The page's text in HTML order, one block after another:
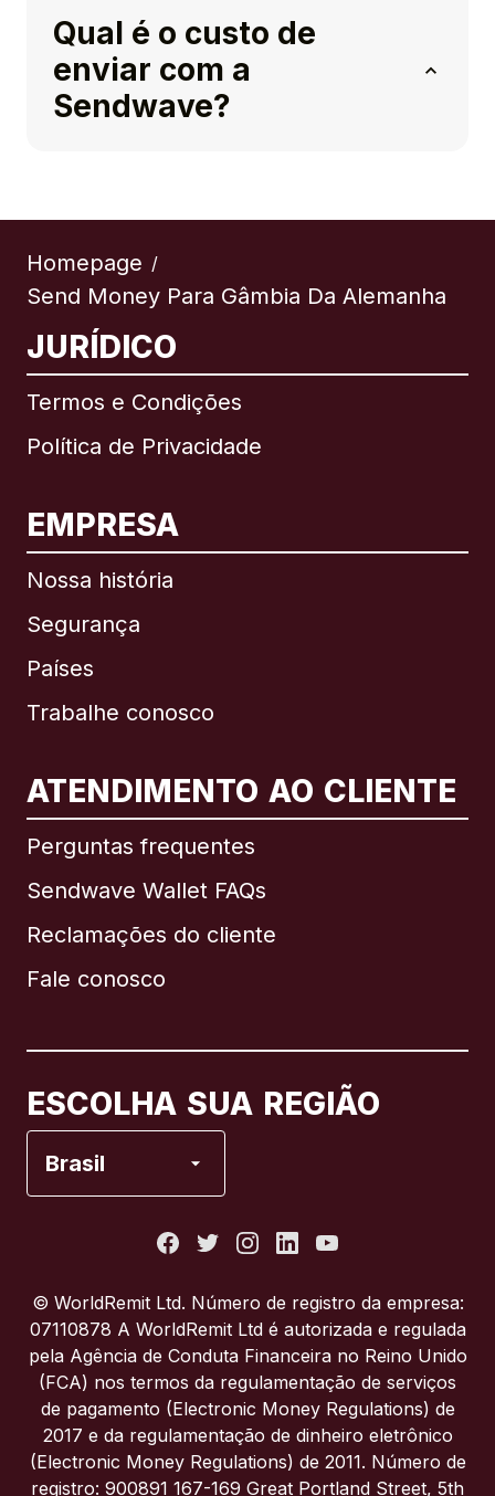
Qual é o custo de
enviar com a
Sendwave?
Homepage /
Send Money Para Gâmbia Da Alemanha
JURÍDICO
Termos e Condições
Política de Privacidade
EMPRESA
Nossa história
Segurança
Países
Trabalhe conosco
ATENDIMENTO AO CLIENTE
Perguntas frequentes
Sendwave Wallet FAQs
Reclamações do cliente
Fale conosco
ESCOLHA SUA REGIÃO
Brasil
Internacional English
Brasil
Itália
Portugal
Reino Unido
© WorldRemit Ltd. Número de registro da empresa:
07110878 A WorldRemit Ltd é autorizada e regulada
pela Agência de Conduta Financeira no Reino Unido
(FCA) nos termos da regulamentação de serviços
de pagamento (Electronic Money Regulations) de
2017 e da regulamentação de dinheiro eletrônico
(Electronic Money Regulations) de 2011. Número de
registro: 900891 167-169 Great Portland Street, 5th